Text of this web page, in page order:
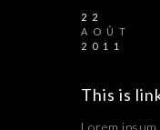
22
AOÛT
2011
This is
Lorem